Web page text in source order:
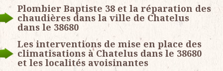
Plombier Baptiste 38 et la réparation des
chaudières dans la ville de Chatelus
dans le 38680
Les interventions de mise en place des
climatisations à Chatelus dans le 38680
et les localités avoisinantes